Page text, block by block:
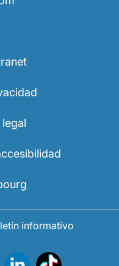
informativo